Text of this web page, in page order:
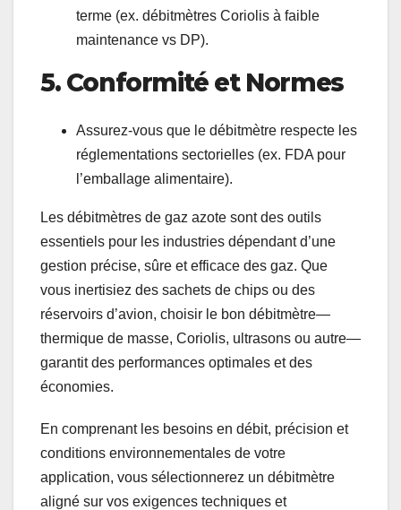
terme (ex. débitmètres Coriolis à faible
maintenance vs DP).
5. Conformité et Normes
Assurez-vous que le débitmètre respecte les
réglementations sectorielles (ex. FDA pour
l’emballage alimentaire).
Les débitmètres de gaz azote sont des outils
essentiels pour les industries dépendant d’une
gestion précise, sûre et efficace des gaz. Que
vous inertisiez des sachets de chips ou des
réservoirs d’avion, choisir le bon débitmètre—
thermique de masse, Coriolis, ultrasons ou autre—
garantit des performances optimales et des
économies.
En comprenant les besoins en débit, précision et
conditions environnementales de votre
application, vous sélectionnerez un débitmètre
aligné sur vos exigences techniques et